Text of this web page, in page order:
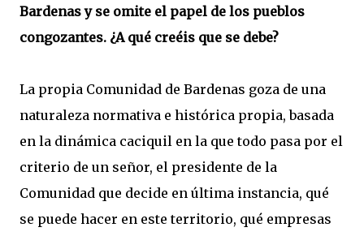
Bardenas y se omite el papel de los pueblos
congozantes. ¿A qué creéis que se debe?
La propia Comunidad de Bardenas goza de una
naturaleza normativa e histórica propia, basada
en la dinámica caciquil en la que todo pasa por el
criterio de un señor, el presidente de la
Comunidad que decide en última instancia, qué
se puede hacer en este territorio, qué empresas